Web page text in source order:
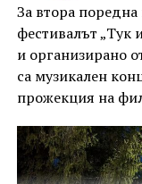
За втора
фестивалът „Тук
и организирано
са музикален
прожекция на